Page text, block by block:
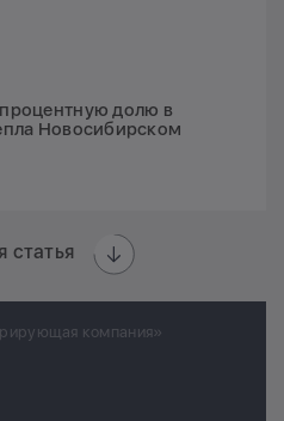
долю в
Новосибирском
статья
компания»